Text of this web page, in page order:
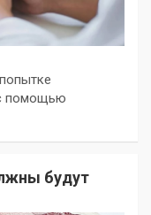
помощью
будут